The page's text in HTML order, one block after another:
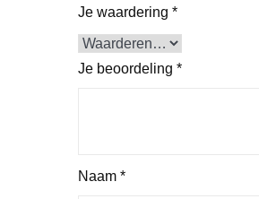
Je waardering *
Je beoordeling *
Naam *